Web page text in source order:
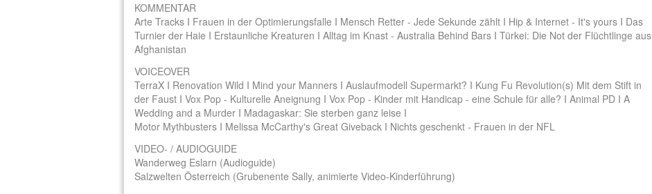
KOMMENTAR
Arte Tracks I Frauen in der Optimierungsfalle I Mensch Retter - Jede Sekunde zählt I Hip & Internet - It's yours I Das
Turnier der Haie I Erstaunliche Kreaturen I Alltag im Knast - Australia Behind Bars I Türkei: Die Not der Flüchtlinge aus
Afghanistan
VOICEOVER
TerraX I Renovation Wild I Mind your Manners I Auslaufmodell Supermarkt? I Kung Fu Revolution(s) Mit dem Stift in
der Faust I Vox Pop - Kulturelle Aneignung I Vox Pop - Kinder mit Handicap - eine Schule für alle? I Animal PD I A
Wedding and a Murder I Madagaskar: Sie sterben ganz leise I
Motor Mythbusters I Melissa McCarthy's Great Giveback I Nichts geschenkt - Frauen in der NFL
VIDEO- / AUDIOGUIDE
Wanderweg Eslarn (Audioguide)
Salzwelten Österreich (Grubenente Sally, animierte Video-Kinderführung)